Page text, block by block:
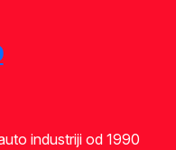
industriji od 1990